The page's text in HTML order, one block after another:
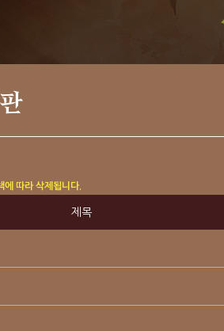
따라 삭제됩니다.
제목